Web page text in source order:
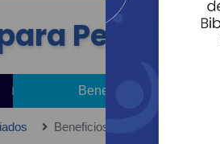
Personas
Beneficios para Personas
Beneficios para Personas